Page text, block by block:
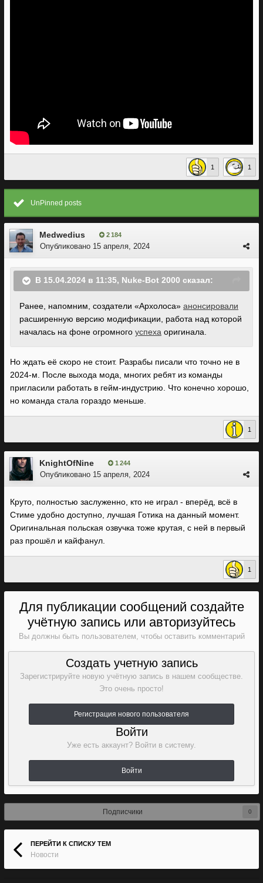
1 1
UnPinned posts
Medwedius 2 184
Опубликовано 15 апреля, 2024
В 15.04.2024 в 11:35, Nuke-Bot 2000 сказал:
Ранее, напомним, создатели «Архолоса» анонсировали
расширенную версию модификации, работа над которой
началась на фоне огромного успеха оригинала.
Но ждать её скоро не стоит. Разрабы писали что точно не в
2024-м. После выхода мода, многих ребят из команды
пригласили работать в гейм-индустрию. Что конечно хорошо,
но команда стала гораздо меньше.
1
KnightOfNine 1 244
Опубликовано 15 апреля, 2024
Круто, полностью заслуженно, кто не играл - вперёд, всё в
Стиме удобно доступно, лучшая Готика на данный момент.
Оригинальная польская озвучка тоже крутая, с ней в первый
раз прошёл и кайфанул.
1
Для публикации сообщений создайте
учётную запись или авторизуйтесь
Вы должны быть пользователем, чтобы оставить комментарий
Создать учетную запись
Зарегистрируйте новую учётную запись в нашем сообществе.
Это очень просто!
Регистрация нового пользователя
Войти
Уже есть аккаунт? Войти в систему.
Войти
Подписчики 0
ПЕРЕЙТИ К СПИСКУ ТЕМ
Новости